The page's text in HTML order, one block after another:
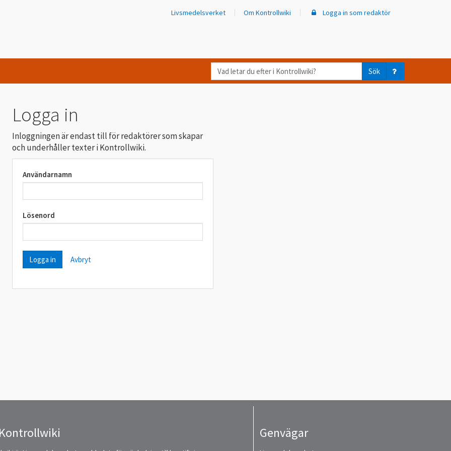
Livsmedelsverket Om Kontrollwiki Logga in som redaktör
Vad
letar
Sök
Logga in
Inloggningen är endast till för redaktörer som skapar
och underhåller texter i Kontrollwiki.
Användarnamn
Lösenord
Avbryt
Genvägar